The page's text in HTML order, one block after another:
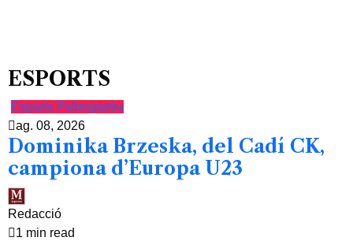
ESPORTS
Esports Poliesportiu
ag. 08, 2026
Dominika Brzeska, del Cadí CK,
campiona d’Europa U23
Redacció
1 min read